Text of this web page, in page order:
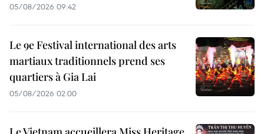
05/08/2026 09:42
Le 9e Festival international des arts
martiaux traditionnels prend ses
quartiers à Gia Lai
05/08/2026 02:00